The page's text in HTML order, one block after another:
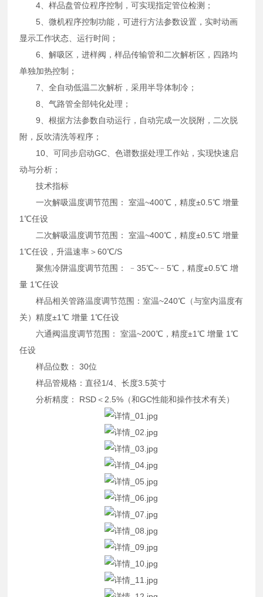
4、样品盘管位程序控制，可实现指定管位检测；
5、微机程序控制功能，可进行方法参数设置，实时动画
显示工作状态、运行时间；
6、解吸区，进样阀，样品传输管和二次解析区，四路均
单独加热控制；
7、全自动低温二次解析，采用半导体制冷；
8、气路管全部钝化处理；
9、根据方法参数自动运行，自动完成一次脱附，二次脱
附，反吹清洗等程序；
10、可同步启动GC、色谱数据处理工作站，实现快速启
动与分析；
技术指标
一次解吸温度调节范围： 室温~400℃，精度±0.5℃ 增量
1℃任设
二次解吸温度调节范围： 室温~400℃，精度±0.5℃ 增量
1℃任设，升温速率＞60℃/S
聚焦冷阱温度调节范围： ﹣35℃~﹣5℃，精度±0.5℃ 增
量 1℃任设
样品相关管路温度调节范围：室温~240℃（与室内温度有
关）精度±1℃ 增量 1℃任设
六通阀温度调节范围： 室温~200℃，精度±1℃ 增量 1℃
任设
样品位数： 30位
样品管规格：直径1/4、长度3.5英寸
分析精度： RSD＜2.5%（和GC性能和操作技术有关）